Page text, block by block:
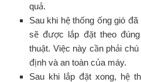
quả.
Sau khi hệ thống ống gió
sẽ được lắp đặt theo
thuật. Việc này cần phải
định và an toàn của máy.
Sau khi lắp đặt xong, hệ